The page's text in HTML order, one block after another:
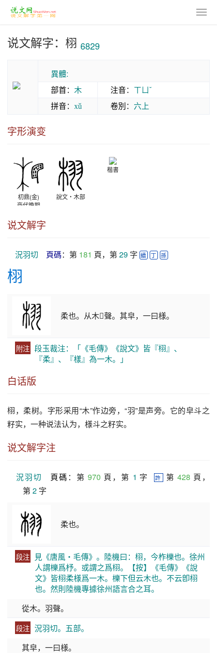
说文解字：栩 6829
異體:
部首： 木 注音： ㄒㄩˇ
拼音： xǔ 卷別： 六上
字形演变
朷鼎(金)
商代晚期
說文‧木部
楷書
说文解字
況羽切 頁碼：第 181 頁，第 29 字 續 丁 孫
栩
柔也。从木𦏲聲。其皁，一曰様。
附注 段玉裁注：「《毛傳》《說文》皆『栩』、
『柔』、『樣』為一木。」
白话版
栩，柔树。字形采用“木”作边旁，“羽”是声旁。它的皁斗之
籽实，一种说法认为，様斗之籽实。
说文解字注
況羽切 頁碼 ：第 970 頁，第 1 字 許 第 428 頁，
第 2 字
柔也。
段注
見《唐風・毛傳》。陸機曰：栩，今柞櫟也。徐州
人謂櫟爲杼。或謂之爲栩。【按】《毛傳》《說
文》皆栩柔様爲一木。櫟下但云木也。不云卽栩
也。然則陸機專據徐州語言合之耳。
從木。羽聲。
段注 況羽切。五部。
其皁，一曰様。